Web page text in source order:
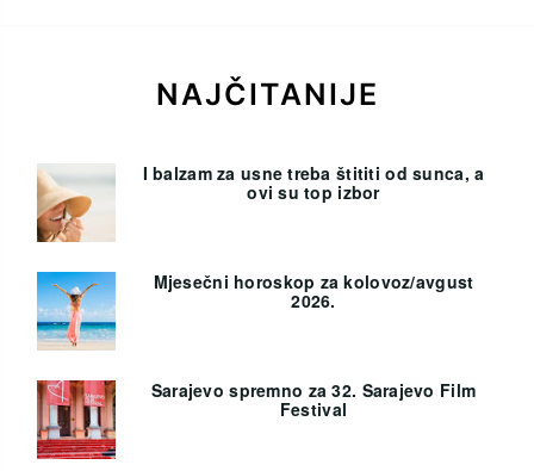
NAJČITANIJE
I balzam za usne treba štititi od sunca, a
ovi su top izbor
Mjesečni horoskop za kolovoz/avgust
2026.
Sarajevo spremno za 32. Sarajevo Film
Festival